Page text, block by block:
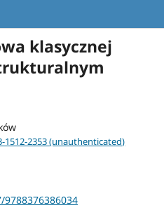
klasycznej
2353 (unauthenticated)